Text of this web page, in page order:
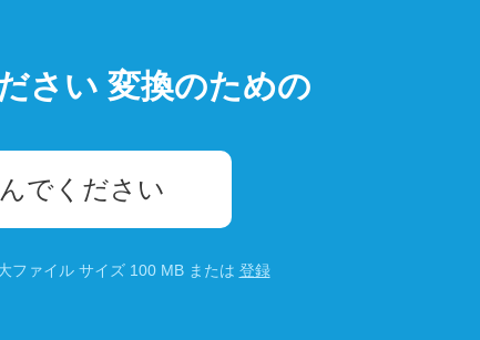
さい 変換のための
でください
ファイル サイズ 100 MB または 登録